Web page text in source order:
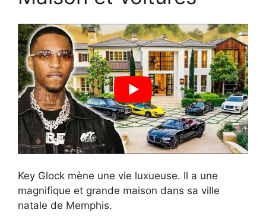
Key Glock mène une vie luxueuse. Il a une
magnifique et grande maison dans sa ville
natale de Memphis.